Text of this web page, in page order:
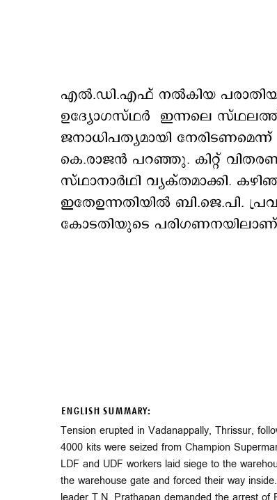
എല്‍.ഡി.എഫ് നല്‍കിയ
ഉദ്യോഗസ്ഥര്‍ ഇന്നലെ സ്ഥലത്ത്
ജനാധിപത്യമായി
കെ.രാജന്‍ പറഞ്ഞു. കിറ്റ്
സ്ഥാനാര്‍ഥി വ്യക്തമാക്കി.
ഇതേഉന്നതിയില്‍ ബി.ജെ.പി.
കോടതിയുടെ
ENGLISH SUMMARY:
Tension erupted in Vadanappally, Thrissur,
4000 kits were seized from Champion
LDF and UDF workers laid siege to the
the warehouse gate and forced their way